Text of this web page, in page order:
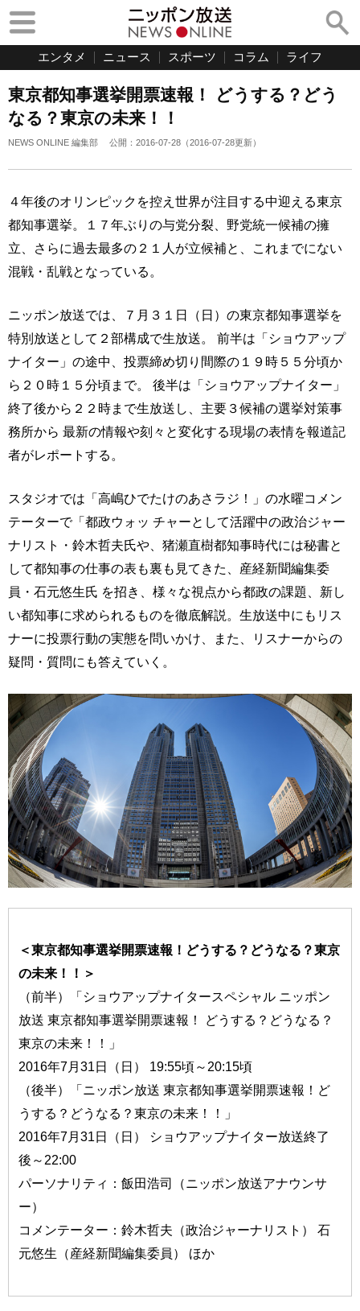
エンタメ ニュース スポーツ コラム ライフ
東京都知事選挙開票速報！ どうする？どう
なる？東京の未来！！
NEWS ONLINE 編集部 公開： 2016-07-28 （2016-07-28更新）
４年後のオリンピックを控え世界が注目する中迎える東京
都知事選挙。１７年ぶりの与党分裂、野党統一候補の擁
立、さらに過去最多の２１人が立候補と、これまでにない
混戦・乱戦となっている。
ニッポン放送では、７月３１日（日）の東京都知事選挙を
特別放送として２部構成で生放送。 前半は「ショウアップ
ナイター」の途中、投票締め切り間際の１９時５５分頃か
ら２０時１５分頃まで。 後半は「ショウアップナイター」
終了後から２２時まで生放送し、主要３候補の選挙対策事
務所から 最新の情報や刻々と変化する現場の表情を報道記
者がレポートする。
スタジオでは「高嶋ひでたけのあさラジ！」の水曜コメン
テーターで「都政ウォッ チャーとして活躍中の政治ジャー
ナリスト・鈴木哲夫氏や、猪瀬直樹都知事時代には秘書と
して都知事の仕事の表も裏も見てきた、産経新聞編集委
員・石元悠生氏 を招き、様々な視点から都政の課題、新し
い都知事に求められるものを徹底解説。生放送中にもリス
ナーに投票行動の実態を問いかけ、また、リスナーからの
疑問・質問にも答えていく。
＜東京都知事選挙開票速報！どうする？どうなる？東京
の未来！！＞
（前半）「ショウアップナイタースペシャル ニッポン
放送 東京都知事選挙開票速報！ どうする？どうなる？
東京の未来！！」
2016年7月31日（日） 19:55頃～20:15頃
（後半）「ニッポン放送 東京都知事選挙開票速報！ど
うする？どうなる？東京の未来！！」
2016年7月31日（日） ショウアップナイター放送終了
後～22:00
パーソナリティ：飯田浩司（ニッポン放送アナウンサ
ー）
コメンテーター：鈴木哲夫（政治ジャーナリスト） 石
元悠生（産経新聞編集委員） ほか